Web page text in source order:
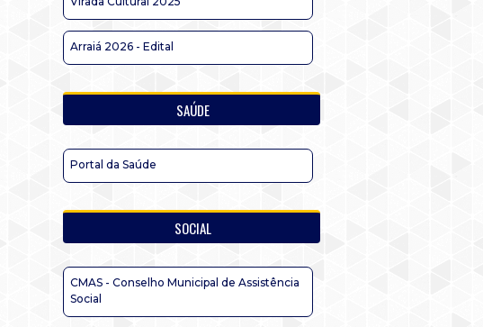
Arraiá 2026 - Edital
SAÚDE
Portal da Saúde
SOCIAL
CMAS - Conselho Municipal de Assistência
Social